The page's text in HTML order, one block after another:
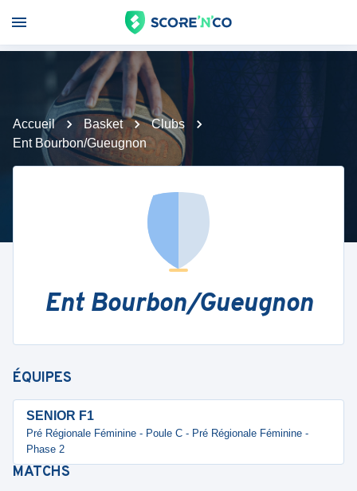
Accueil Basket
Clubs
Ent Bourbon/Gueugnon
Ent Bourbon/Gueugnon
ÉQUIPES
SENIOR F1
Pré Régionale Féminine - Poule C - Pré Régionale Féminine -
Phase 2
MATCHS